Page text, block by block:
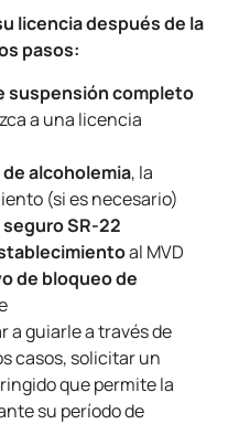
licencia después de la
pasos:
suspensión completo
a una licencia
alcoholemia, la
(si es necesario)
SR-22
al MVD
de bloqueo de
a guiarle a través de
casos, solicitar un
que permite la
su período de